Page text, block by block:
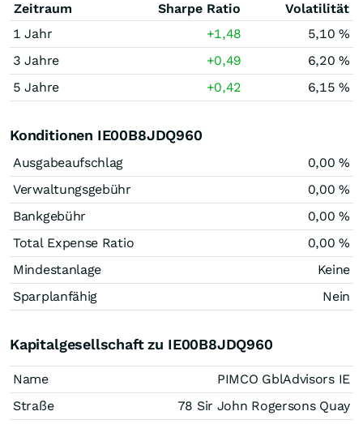
Zeitraum Sharpe Ratio
Volatilität
1 Jahr
+1,48
5,10 %
3 Jahre
+0,49
6,20 %
5 Jahre
+0,42 6,15 %
Konditionen IE00B8JDQ960
Ausgabeaufschlag
0,00 %
Verwaltungsgebühr
0,00 %
Bankgebühr
0,00 %
Total Expense Ratio
0,00 %
Mindestanlage
Keine
Sparplanfähig
Nein
Kapitalgesellschaft zu IE00B8JDQ960
Name
PIMCO GblAdvisors IE
Straße
78 Sir John Rogersons Quay